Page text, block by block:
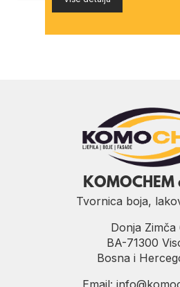
Tvornica boja,
Donja Zimča
BA-71300
Bosna i